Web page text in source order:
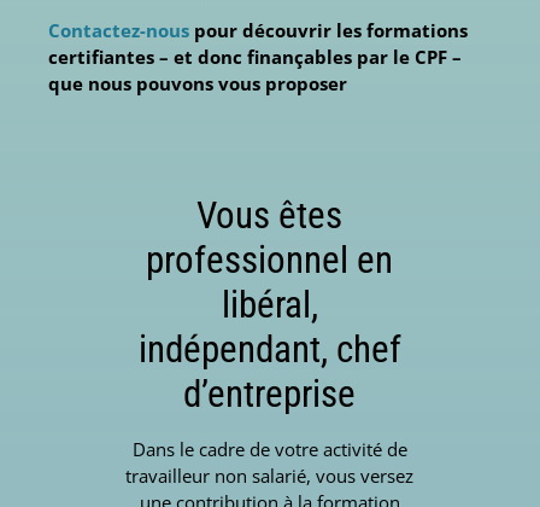
Contactez-nous pour découvrir les formations
certifiantes – et donc finançables par le CPF –
que nous pouvons vous proposer
Vous êtes
professionnel en
libéral,
indépendant, chef
d’entreprise
Dans le cadre de votre activité de
travailleur non salarié, vous versez